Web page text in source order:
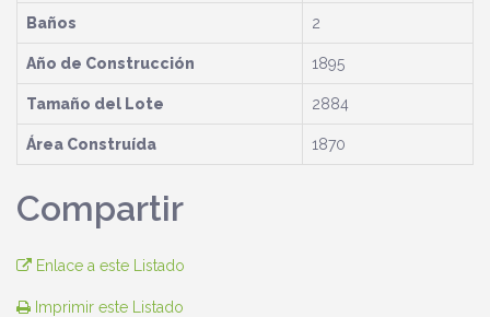
Baños 2
Año de Construcción 1895
Tamaño del Lote 2884
Área Construída 1870
Compartir
Enlace a este Listado
Imprimir este Listado